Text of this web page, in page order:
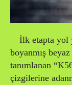
İlk etapta yol
boyanmış
tanımlanan
çizgilerine